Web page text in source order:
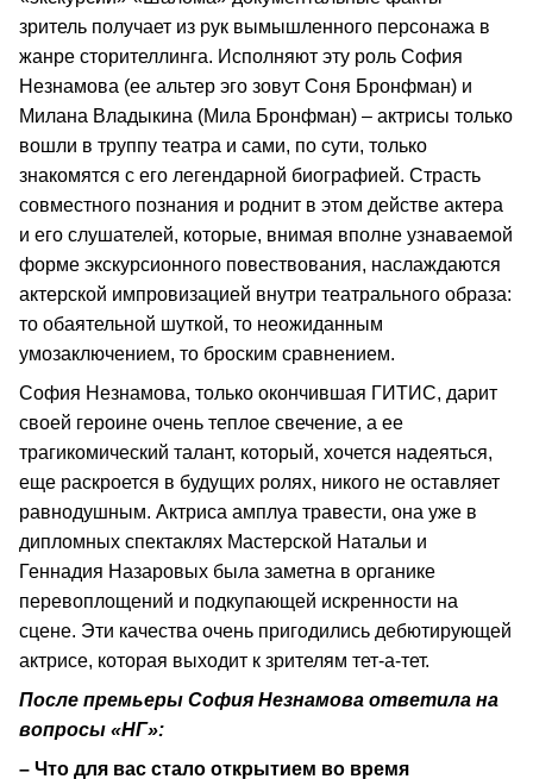
зритель получает из рук вымышленного персонажа в
жанре сторителлинга. Исполняют эту роль София
Незнамова (ее альтер эго зовут Соня Бронфман) и
Милана Владыкина (Мила Бронфман) – актрисы только
вошли в труппу театра и сами, по сути, только
знакомятся с его легендарной биографией. Страсть
совместного познания и роднит в этом действе актера
и его слушателей, которые, внимая вполне узнаваемой
форме экскурсионного повествования, наслаждаются
актерской импровизацией внутри театрального образа:
то обаятельной шуткой, то неожиданным
умозаключением, то броским сравнением.
София Незнамова, только окончившая ГИТИС, дарит
своей героине очень теплое свечение, а ее
трагикомический талант, который, хочется надеяться,
еще раскроется в будущих ролях, никого не оставляет
равнодушным. Актриса амплуа травести, она уже в
дипломных спектаклях Мастерской Натальи и
Геннадия Назаровых была заметна в органике
перевоплощений и подкупающей искренности на
сцене. Эти качества очень пригодились дебютирующей
актрисе, которая выходит к зрителям тет-а-тет.
После премьеры София Незнамова ответила на
вопросы «НГ»:
– Что для вас стало открытием во время